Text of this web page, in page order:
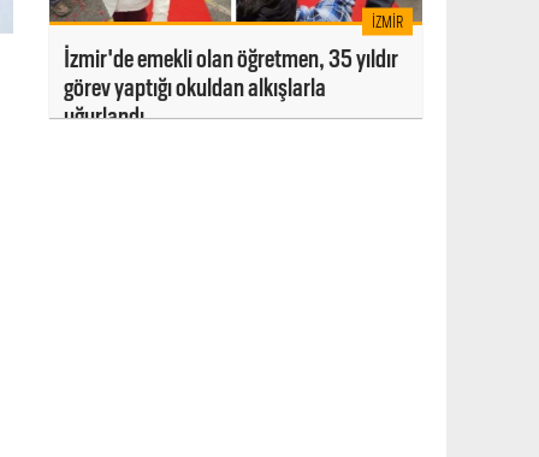
İZMIR
İzmir'de emekli olan öğretmen, 35 yıldır
görev yaptığı okuldan alkışlarla
uğurlandı